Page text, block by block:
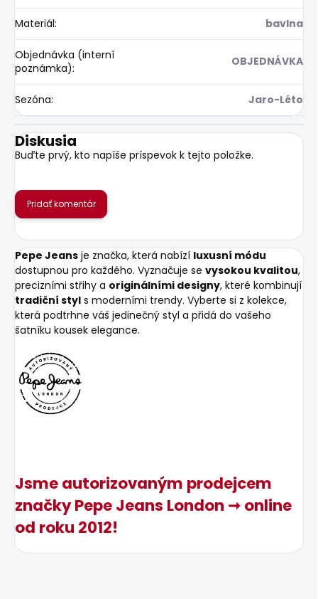
Materiál: bavlna
Objednávka (interní
poznámka): OBJEDNÁVKA
Sezóna: Jaro-Léto
Diskusia
Buďte prvý, kto napíše príspevok k tejto položke.
Pridať komentár
Pepe Jeans je značka, která nabízí luxusní módu
dostupnou pro každého. Vyznačuje se vysokou kvalitou,
precizními střihy a originálními designy, které kombinují
tradiční styl s moderními trendy. Vyberte si z kolekce,
která podtrhne váš jedinečný styl a přidá do vašeho
šatníku kousek elegance.
Jsme autorizovaným prodejcem
značky Pepe Jeans London ➞ online
od roku 2012!